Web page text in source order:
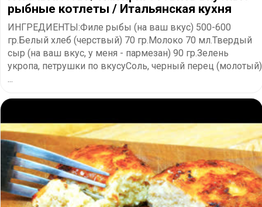
рыбные котлеты / Итальянская кухня
ИНГРЕДИЕНТЫ:Филе рыбы (на ваш вкус) 500-600
гр.Белый хлеб (черствый) 70 гр.Молоко 70 мл.Твердый
сыр (на ваш вкус, у меня - пармезан) 90 гр.Зелень
укропа, петрушки по вкусуСоль, черный перец (молотый)